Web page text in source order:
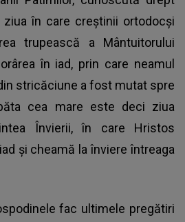
ziua în care creştinii ortodocşi
trupească a Mântuitorului
în iad, prin care neamul
stricăciune a fost mutat spre
cea mare este deci ziua
Învierii, în care Hristos
şi cheamă la înviere întreaga
fac ultimele pregătiri